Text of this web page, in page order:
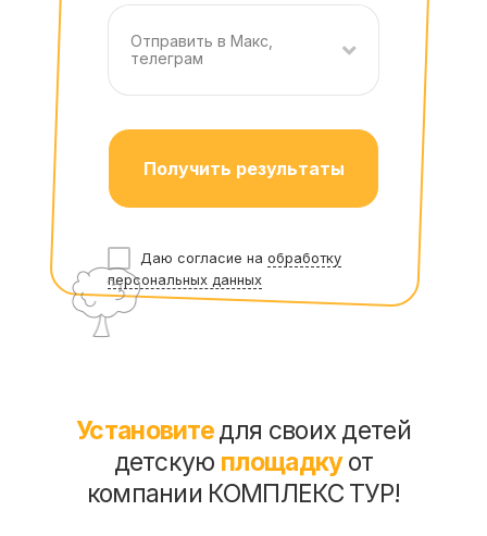
Отправить в Макс,
телеграм
Получить результаты
Даю согласие наобработку
персональных данных
Установитедля своих детей
детскую площадкуот
компании КОМПЛЕКС ТУР!